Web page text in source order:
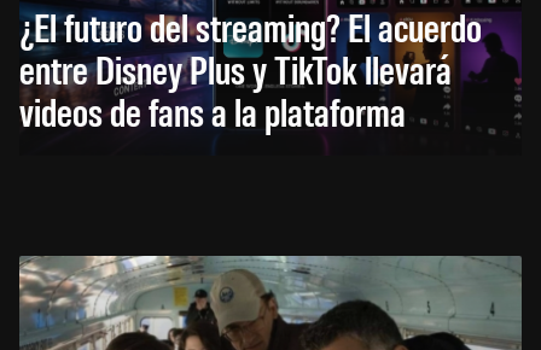
¿El futuro del streaming? El acuerdo
entre Disney Plus y TikTok llevará
videos de fans a la plataforma